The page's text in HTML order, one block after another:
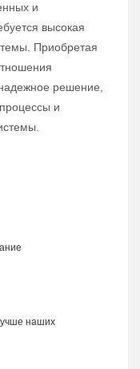
и
высокая
Приобретая
решение,
и
наших